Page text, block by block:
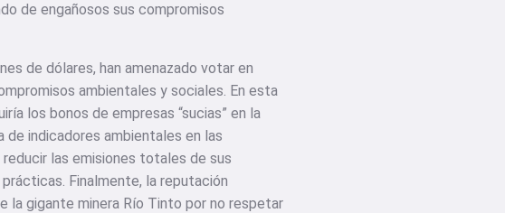
de engañosos sus compromisos
de dólares, han amenazado votar en
ambientales y sociales. En esta
los bonos de empresas “sucias” en la
indicadores ambientales en las
las emisiones totales de sus
Finalmente, la reputación
la gigante minera Río Tinto por no respetar